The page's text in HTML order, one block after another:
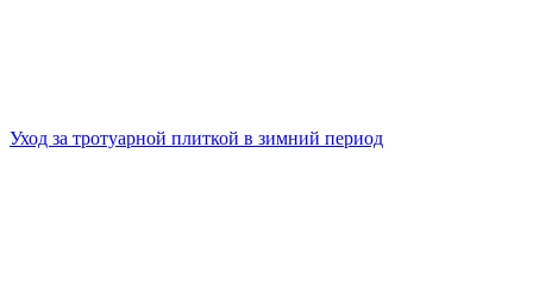
Уход за тротуарной плиткой в зимний период